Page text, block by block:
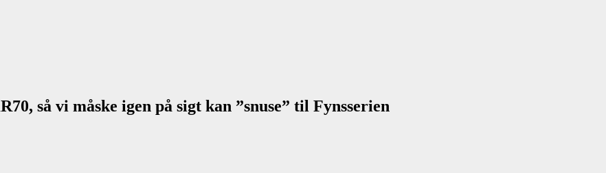
så vi måske igen på sigt kan ”snuse” til Fynsserien